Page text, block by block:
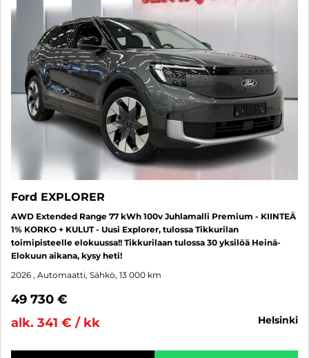
Ford EXPLORER
AWD Extended Range 77 kWh 100v Juhlamalli Premium - KIINTEÄ
1% KORKO + KULUT - Uusi Explorer, tulossa Tikkurilan
toimipisteelle elokuussa!! Tikkurilaan tulossa 30 yksilöä Heinä-
Elokuun aikana, kysy heti!
2026 , Automaatti, Sähkö, 13 000 km
49 730 €
alk. 341 € / kk
helsinki